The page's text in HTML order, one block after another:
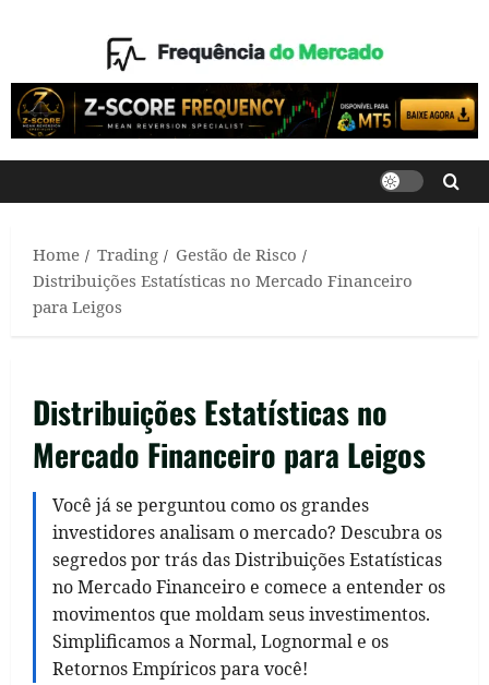
Home Trading
Gestão de Risco
Distribuições Estatísticas no Mercado Financeiro
para Leigos
Distribuições Estatísticas no
Mercado Financeiro para Leigos
Você já se perguntou como os grandes
investidores analisam o mercado? Descubra os
segredos por trás das Distribuições Estatísticas
no Mercado Financeiro e comece a entender os
movimentos que moldam seus investimentos.
Simplificamos a Normal, Lognormal e os
Retornos Empíricos para você!